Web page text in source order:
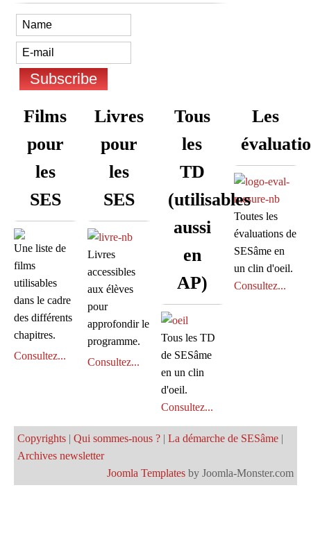
Films
pour
les
SES
Une liste de
films
utilisables
dans le cadre
des différents
chapitres.
Consultez...
Livres
pour
les
SES
Livres
accessibles
aux élèves
pour
approfondir le
programme.
Consultez...
Tous
les
TD
(utilisables
aussi
en
AP)
Tous les TD
de SESâme
en un clin
d'oeil.
Consultez...
Les
Toutes les
évaluations de
SESâme en
un clin d'oeil.
Consultez...
Copyrights | Qui sommes-nous ? | La démarche de SESâme |
Archives newsletter
Joomla Templates by Joomla-Monster.com